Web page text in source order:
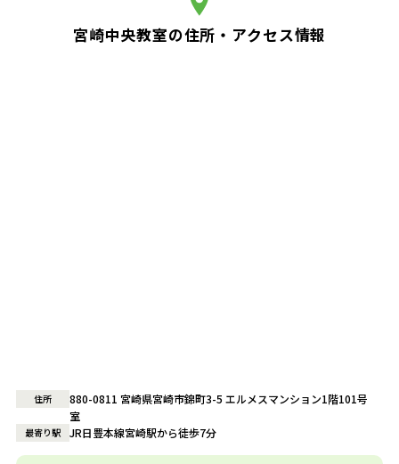
宮崎中央教室の住所・アクセス情報
住所
880-0811 宮崎県宮崎市錦町3-5 エルメスマンション1階101号
室
最寄り駅 JR日豊本線宮崎駅から徒歩7分